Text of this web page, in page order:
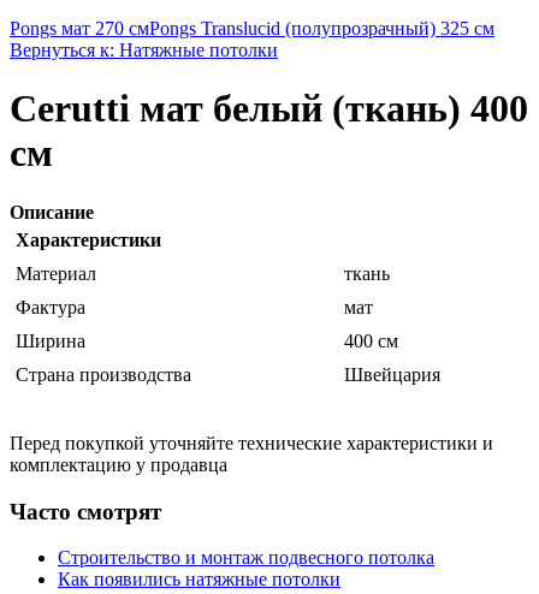
Pongs мат 270 смPongs Translucid (полупрозрачный) 325 см
Вернуться к: Натяжные потолки
Cerutti мат белый (ткань) 400
см
Описание
Характеристики
Материал
ткань
Фактура
мат
Ширина
400 см
Страна производства
Швейцария
Перед покупкой уточняйте технические характеристики и
комплектацию у продавца
Часто смотрят
Строительство и монтаж подвесного потолка
Как появились натяжные потолки